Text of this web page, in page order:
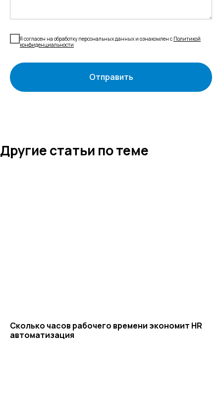
Я согласен на обработку персональных данных и ознакомлен с Политикой
конфиденциальности
Отправить
Сколько часов рабочего времени экономит HR
автоматизация